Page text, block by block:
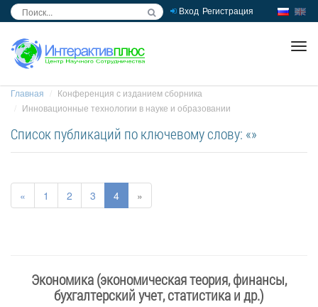
Вход Регистрация
Главная
Конференция с изданием сборника
Инновационные технологии в науке и образовании
Список публикаций по ключевому слову: «»
« 1 2 3 4 »
Экономика (экономическая теория, финансы,
бухгалтерский учет, статистика и др.)